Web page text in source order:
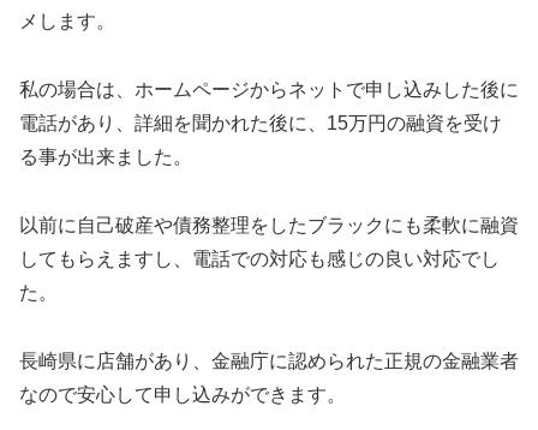
メします。
私の場合は、ホームページからネットで申し込みした後に
電話があり、詳細を聞かれた後に、15万円の融資を受け
る事が出来ました。
以前に自己破産や債務整理をしたブラックにも柔軟に融資
してもらえますし、電話での対応も感じの良い対応でし
た。
長崎県に店舗があり、金融庁に認められた正規の金融業者
なので安心して申し込みができます。